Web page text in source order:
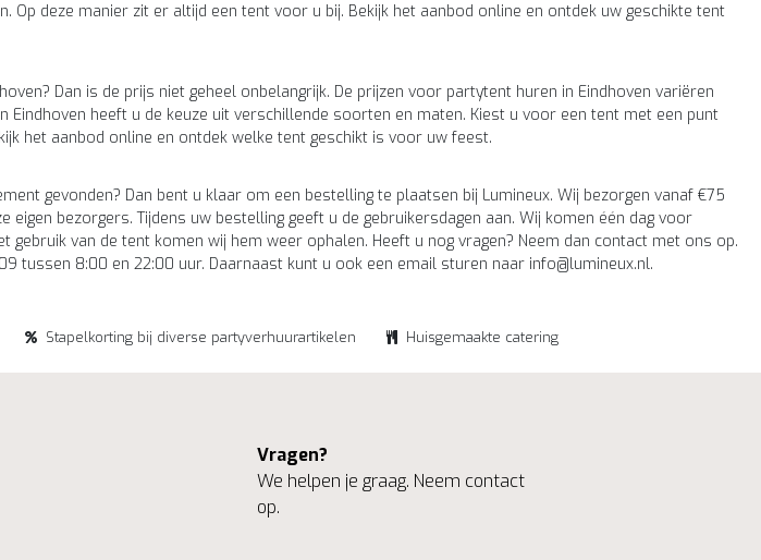
Op deze manier zit er altijd een tent voor u bij. Bekijk het aanbod online en ontdek uw geschikte tent
Dan is de prijs niet geheel onbelangrijk. De prijzen voor partytent huren in Eindhoven variëren
Eindhoven heeft u de keuze uit verschillende soorten en maten. Kiest u voor een tent met een punt
het aanbod online en ontdek welke tent geschikt is voor uw feest.
gevonden? Dan bent u klaar om een bestelling te plaatsen bij Lumineux. Wij bezorgen vanaf €75
eigen bezorgers. Tijdens uw bestelling geeft u de gebruikersdagen aan. Wij komen één dag voor
gebruik van de tent komen wij hem weer ophalen. Heeft u nog vragen? Neem dan contact met ons op.
tussen 8:00 en 22:00 uur. Daarnaast kunt u ook een email sturen naar info@lumineux.nl.
Stapelkorting bij diverse partyverhuurartikelen Huisgemaakte catering
Vragen?
We helpen je graag. Neem contact
op.